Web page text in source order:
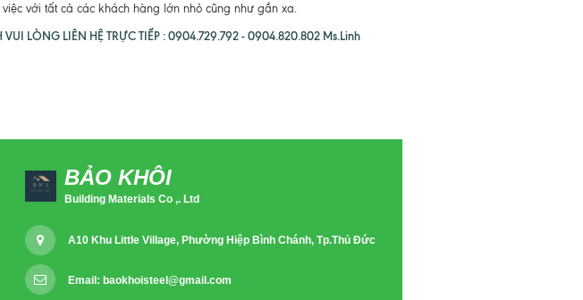
với tất cả các khách hàng lớn nhỏ cũng như gần xa.
VUI LÒNG LIÊN HỆ TRỰC TIẾP : 0904.729.792 - 0904.820.802 Ms.Linh
BẢO KHÔI
Building Materials Co ,. Ltd
A10 Khu Little Village, Phường Hiệp Bình Chánh, Tp.Thủ Đức
Email:baokhoisteel@gmail.com